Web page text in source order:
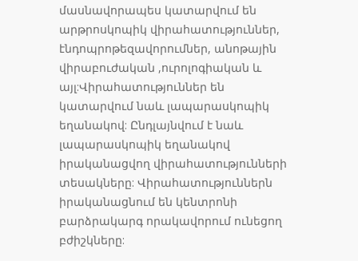
մասնավորապես կատարվում են
արթրոսկոպիկ վիրահատություններ,
էնդոպրոթեզավորումներ, անոթային
վիրաբուժական ,ուրոլոգիական և
այլ:Վիրահատություններ են
կատարվում նաև լապարասկոպիկ
եղանակով: Ընդլայնվում է նաև
լապարասկոպիկ եղանակով
իրականացվող վիրահատությունների
տեսակները: Վիրահատություններն
իրականացնում են կենտրոնի
բարձրակարգ որակավորում ունեցող
բժիշկները: